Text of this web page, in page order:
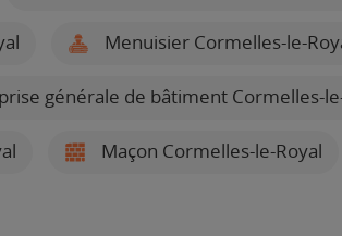
Menuisier Cormelles-le-
générale de bâtiment Cormelles-
Maçon Cormelles-le-Royal